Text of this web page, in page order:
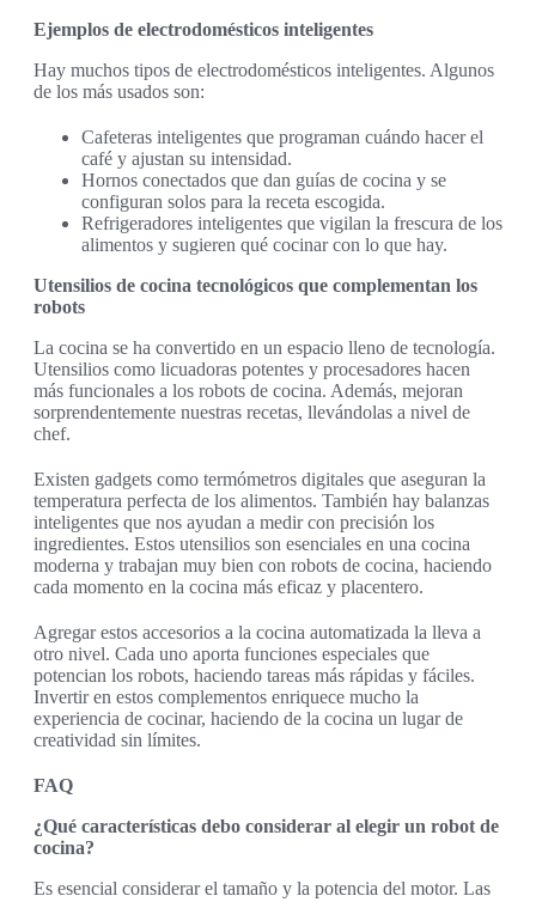
Ejemplos de electrodomésticos inteligentes
Hay muchos tipos de electrodomésticos inteligentes. Algunos
de los más usados son:
Cafeteras inteligentes que programan cuándo hacer el
café y ajustan su intensidad.
Hornos conectados que dan guías de cocina y se
configuran solos para la receta escogida.
Refrigeradores inteligentes que vigilan la frescura de los
alimentos y sugieren qué cocinar con lo que hay.
Utensilios de cocina tecnológicos que complementan los
robots
La cocina se ha convertido en un espacio lleno de tecnología.
Utensilios como licuadoras potentes y procesadores hacen
más funcionales a los robots de cocina. Además, mejoran
sorprendentemente nuestras recetas, llevándolas a nivel de
chef.
Existen gadgets como termómetros digitales que aseguran la
temperatura perfecta de los alimentos. También hay balanzas
inteligentes que nos ayudan a medir con precisión los
ingredientes. Estos utensilios son esenciales en una cocina
moderna y trabajan muy bien con robots de cocina, haciendo
cada momento en la cocina más eficaz y placentero.
Agregar estos accesorios a la cocina automatizada la lleva a
otro nivel. Cada uno aporta funciones especiales que
potencian los robots, haciendo tareas más rápidas y fáciles.
Invertir en estos complementos enriquece mucho la
experiencia de cocinar, haciendo de la cocina un lugar de
creatividad sin límites.
FAQ
¿Qué características debo considerar al elegir un robot de
cocina?
Es esencial considerar el tamaño y la potencia del motor. Las